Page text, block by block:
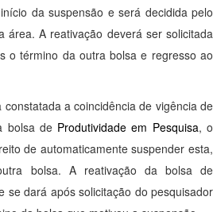
da suspensão e será decidida pelo
área. A reativação deverá ser solicitada
o término da outra bolsa e regresso ao
a coincidência de vigência de
bolsa de Produtividade em Pesquisa, o
de automaticamente suspender esta,
bolsa. A reativação da bolsa de
se dará após solicitação do pesquisador